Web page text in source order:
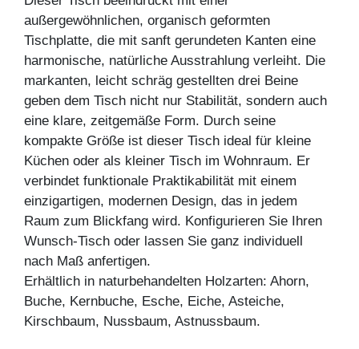
außergewöhnlichen, organisch geformten
Tischplatte, die mit sanft gerundeten Kanten eine
harmonische, natürliche Ausstrahlung verleiht. Die
markanten, leicht schräg gestellten drei Beine
geben dem Tisch nicht nur Stabilität, sondern auch
eine klare, zeitgemäße Form. Durch seine
kompakte Größe ist dieser Tisch ideal für kleine
Küchen oder als kleiner Tisch im Wohnraum. Er
verbindet funktionale Praktikabilität mit einem
einzigartigen, modernen Design, das in jedem
Raum zum Blickfang wird. Konfigurieren Sie Ihren
Wunsch-Tisch oder lassen Sie ganz individuell
nach Maß anfertigen.
Erhältlich in naturbehandelten Holzarten: Ahorn,
Buche, Kernbuche, Esche, Eiche, Asteiche,
Kirschbaum, Nussbaum, Astnussbaum.